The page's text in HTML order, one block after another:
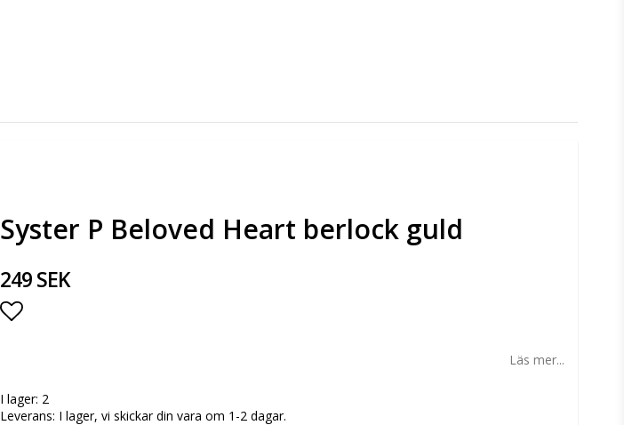
Syster P Beloved Heart berlock guld
249 SEK
Läs mer...
I lager: 2
Leverans: I lager, vi skickar din vara om 1-2 dagar.